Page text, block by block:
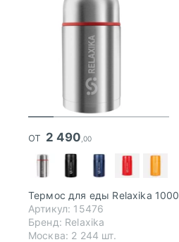
от 2 490 ,00
Термос для еды Relaxika 1000
Артикул: 15476
Бренд: Relaxika
Москва: 2 244 шт.